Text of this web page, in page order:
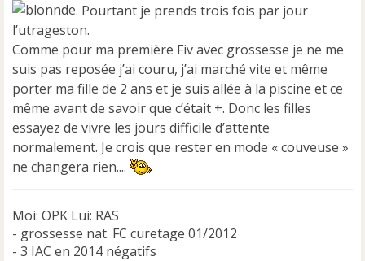
. Pourtant je prends trois fois par jour
l’utrageston.
Comme pour ma première Fiv avec grossesse je ne me
suis pas reposée j’ai couru, j’ai marché vite et même
porter ma fille de 2 ans et je suis allée à la piscine et ce
même avant de savoir que c’était +. Donc les filles
essayez de vivre les jours difficile d’attente
normalement. Je crois que rester en mode « couveuse »
ne changera rien....
Moi: OPK Lui: RAS
- grossesse nat. FC curetage 01/2012
- 3 IAC en 2014 négatifs